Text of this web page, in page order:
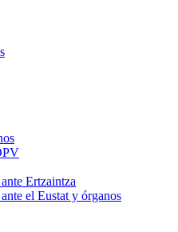
Ertzaintza
el Eustat y órganos